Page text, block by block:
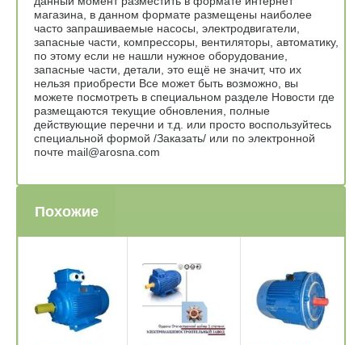
магазина, в данном формате размещены наиболее
часто запрашиваемые насосы, электродвигатели,
запасные части, компрессоры, вентиляторы, автоматику,
по этому если не нашли нужное оборудование,
запасные части, детали, это ещё не значит, что их
нельзя приобрести Все может быть возможно, вы
можете посмотреть в специальном разделе Новости где
размещаются текущие обновления, полные
действующие перечни и т.д. или просто воспользуйтесь
специальной формой /Заказать/ или по электронной
почте mail@arosna.com
Похожие